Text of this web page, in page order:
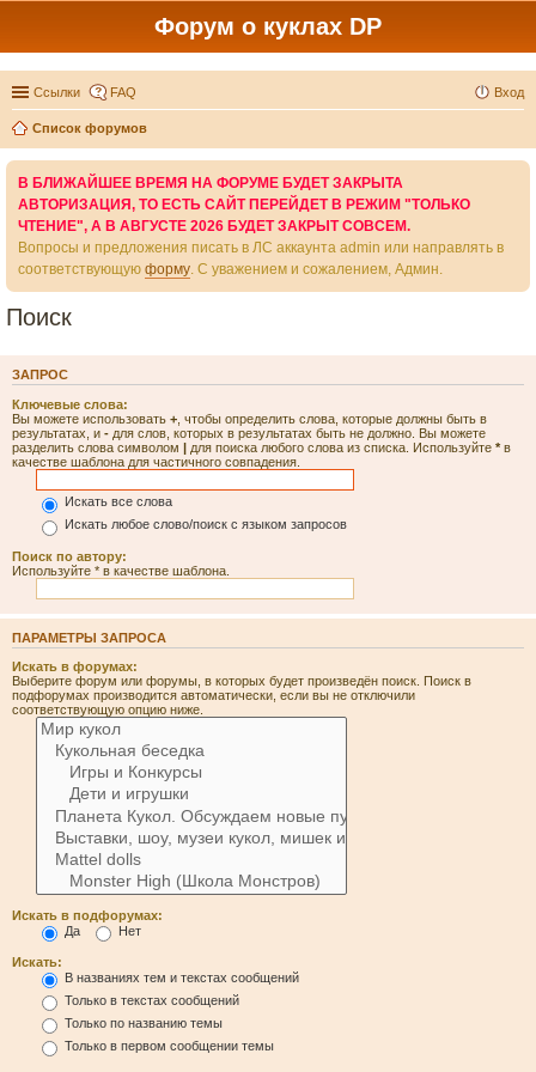
Форум о куклах DP
Ссылки FAQ Вход
Список форумов
В БЛИЖАЙШЕЕ ВРЕМЯ НА ФОРУМЕ БУДЕТ ЗАКРЫТА
АВТОРИЗАЦИЯ, ТО ЕСТЬ САЙТ ПЕРЕЙДЕТ В РЕЖИМ "ТОЛЬКО
ЧТЕНИЕ", А В АВГУСТЕ 2026 БУДЕТ ЗАКРЫТ СОВСЕМ.
Вопросы и предложения писать в ЛС аккаунта admin или направлять в
соответствующую форму. С уважением и сожалением, Админ.
Поиск
ЗАПРОС
Ключевые слова:
Вы можете использовать + , чтобы определить слова, которые должны быть в
результатах, и - для слов, которых в результатах быть не должно. Вы можете
разделить слова символом | для поиска любого слова из списка. Используйте *в
качестве шаблона для частичного совпадения.
Искать все слова
Искать любое слово/поиск с языком запросов
Поиск по автору:
Используйте * в качестве шаблона.
ПАРАМЕТРЫ ЗАПРОСА
Искать в форумах:
Выберите форум или форумы, в которых будет произведён поиск. Поиск в
подфорумах производится автоматически, если вы не отключили
соответствующую опцию ниже.
Искать в подфорумах:
Да
Нет
Искать:
В названиях тем и текстах сообщений
Только в текстах сообщений
Только по названию темы
Только в первом сообщении темы